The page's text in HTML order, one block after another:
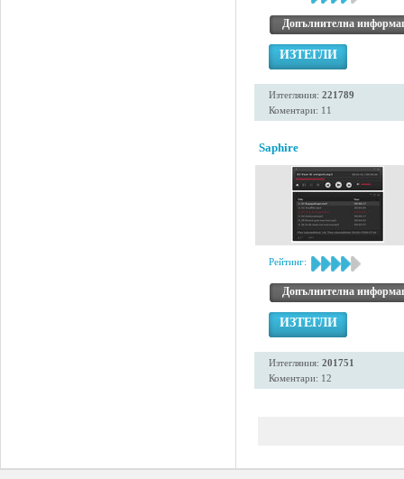
Допълнителна
ИЗТЕГЛИ
Изтегляния: 221789
Коментари: 11
Saphire
Рейтинг:
Допълнителна
ИЗТЕГЛИ
Изтегляния: 201751
Коментари: 12